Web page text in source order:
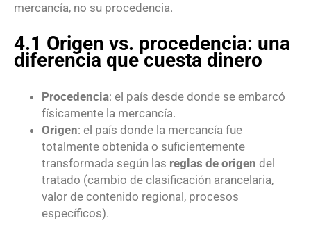
mercancía, no su procedencia.
4.1 Origen vs. procedencia: una
diferencia que cuesta dinero
Procedencia: el país desde donde se embarcó
físicamente la mercancía.
Origen: el país donde la mercancía fue
totalmente obtenida o suficientemente
transformada según las reglas de origen del
tratado (cambio de clasificación arancelaria,
valor de contenido regional, procesos
específicos).